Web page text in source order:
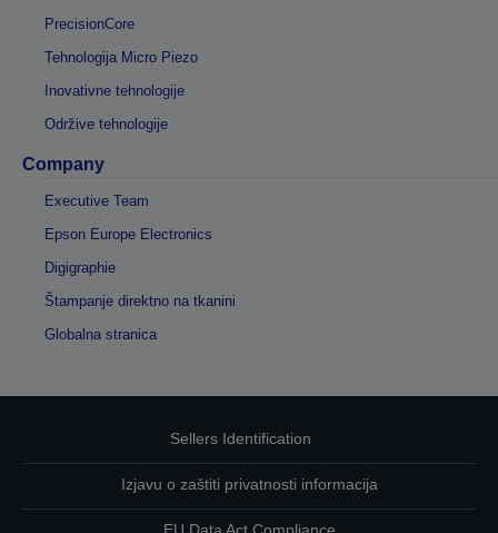
PrecisionCore
Tehnologija Micro Piezo
Inovativne tehnologije
Održive tehnologije
Company
Executive Team
Epson Europe Electronics
Digigraphie
Štampanje direktno na tkanini
Globalna stranica
Sellers Identification
Izjavu o zaštiti privatnosti informacija